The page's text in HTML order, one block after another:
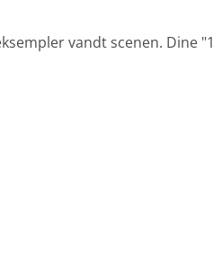
vandt scenen. Dine